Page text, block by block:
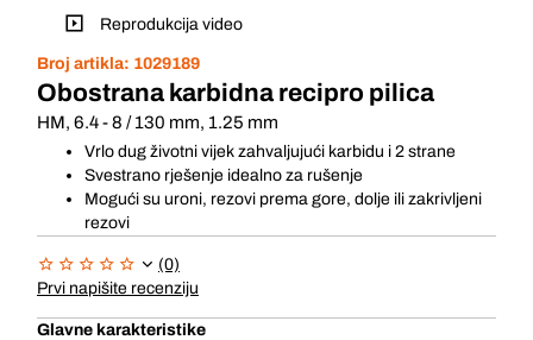
Reprodukcija video
Broj artikla: 1029189
Obostrana karbidna recipro pilica
HM, 6.4 - 8 / 130 mm, 1.25 mm
Vrlo dug životni vijek zahvaljujući karbidu i 2 strane
Svestrano rješenje idealno za rušenje
Mogući su uroni, rezovi prema gore, dolje ili zakrivljeni
rezovi
(0)
Prvi napišite recenziju
Glavne karakteristike